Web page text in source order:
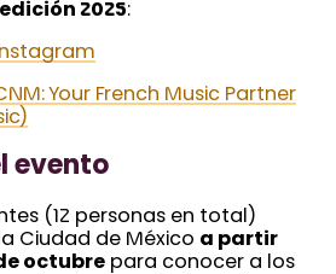
2025:
Your French Music Partner
evento
(12 personas en total)
Ciudad de México a partir
octubre para conocer a los